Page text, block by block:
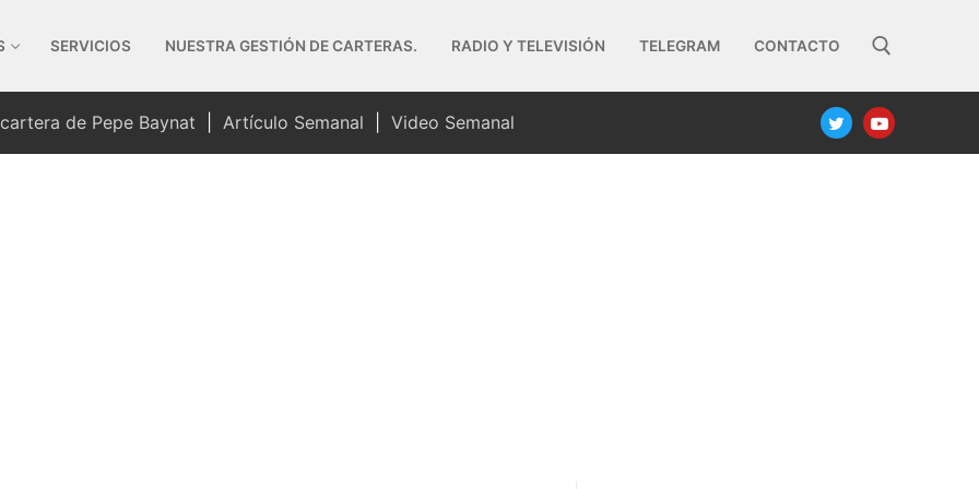
SERVICIOS NUESTRA GESTIÓN DE CARTERAS. RADIO Y TELEVISIÓN TELEGRAM CONTACTO
de Pepe Baynat Artículo Semanal Video Semanal